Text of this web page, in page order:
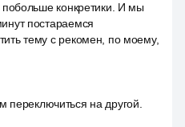
побольше конкретики. И мы
постараемся
тему с рекомен, по моему,
на другой.